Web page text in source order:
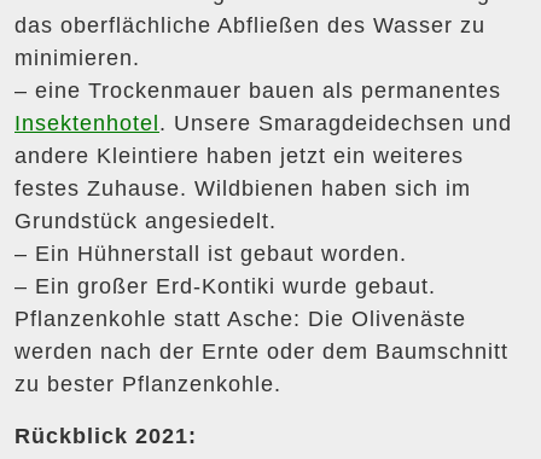
das oberflächliche Abfließen des Wasser zu
minimieren.
– eine Trockenmauer bauen als permanentes
Insektenhotel . Unsere Smaragdeidechsen und
andere Kleintiere haben jetzt ein weiteres
festes Zuhause. Wildbienen haben sich im
Grundstück angesiedelt.
– Ein Hühnerstall ist gebaut worden.
– Ein großer Erd-Kontiki wurde gebaut.
Pflanzenkohle statt Asche: Die Olivenäste
werden nach der Ernte oder dem Baumschnitt
zu bester Pflanzenkohle.
Rückblick 2021: